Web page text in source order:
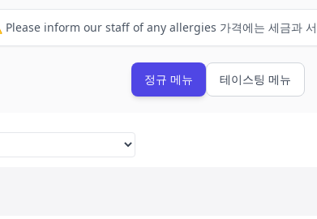
inform our staff of any allergies 가격에는 세금과 서
정규 메뉴 테이스팅 메뉴